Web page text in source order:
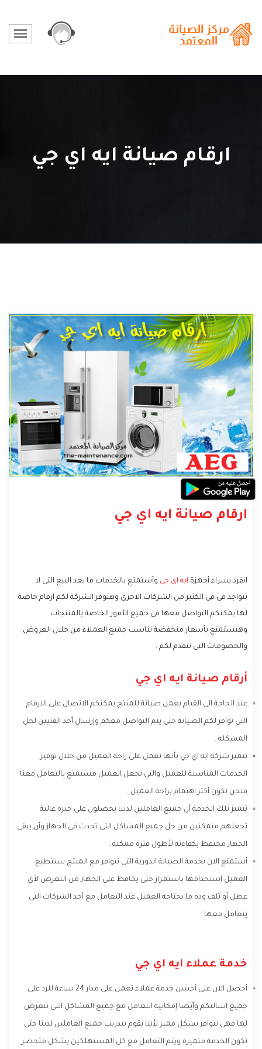
ارقام صيانة ايه اي جي
ارقام صيانة ايه اي جي
انفرد بشراء أجهزة ايه اي جي وأستمتع بالخدمات ما بعد البيع التى لا
تتواجد فى فى الكثير من الشركات الاخرى وهتوفر الشركة لكم ارقام خاصة
لها يمكنكم التواصل معها فى جميع الأمور الخاصة بالمنتجات
وهتستمتع بأسعار منخفضة تناسب جميع العملاء من خلال العروض
والخصومات التى تتقدم لكم .
أرقام صيانة ايه اي جي
عند الحاجة الى القيام بعمل صيانة للمنتج يمكنكم الاتصال على الارقام
التى توافر لكم الصيانة حتى يتم التواصل معكم وإرسال أحد الفنيين لحل
المشكله .
تتميز شركة ايه اي جي بأنها تعمل على راحة العميل من خلال توفير
الخدمات المناسبة للعميل والتى تجعل العميل مستمتع بالتعامل معنا
فنحن نكون أكثر اهتمام براحة العميل .
تتميز تلك الخدمة أن جميع العاملين لدينا يحصلون على خبرة عالية
تجعلهم متمكنين من حل جميع المشاكل التى تحدث فى الجهاز وأن يبقى
الجهاز محتفظ بكفاءته لأطول فترة ممكنه .
أستمتع الان بخدمة الصيانة الدورية التى تتوافر مع المنتج يستطيع
العميل استخدامها باستمرار حتى يحافظ على الجهاز من التعرض لأى
عطل أو تلف وده ما يحتاجه العميل عند التعامل مع أحد الشركات التى
يتعامل معها .
خدمة عملاء ايه اي جي
أحصل الان على أحسن خدمة عملاء تعمل على مدار 24 ساعة للرد على
جميع اسالتكم وأيضا إمكانية التعامل مع جميع المشاكل التى تتعرض
لها فهى تتوافر بشكل مميز لأننا نقوم بتدريب جميع العاملين لدينا حتى
تكون الخدمة متميزة ويتم التعامل مع كل المستهلكين بشكل متحضر